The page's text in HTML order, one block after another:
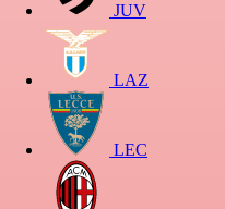
JUV
LAZ
LEC